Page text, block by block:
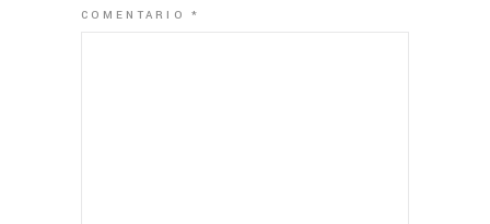
COMENTARIO*